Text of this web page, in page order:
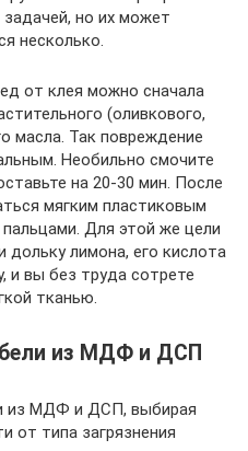
но их может
несколько.
от клея можно сначала
(оливкового,
масла. Так повреждение
Необильно смочите
на 20-30 мин. После
мягким пластиковым
Для этой же цели
лимона, его кислота
и вы без труда сотрете
тканью.
из МДФ и ДСП
из МДФ и ДСП, выбирая
от типа загрязнения